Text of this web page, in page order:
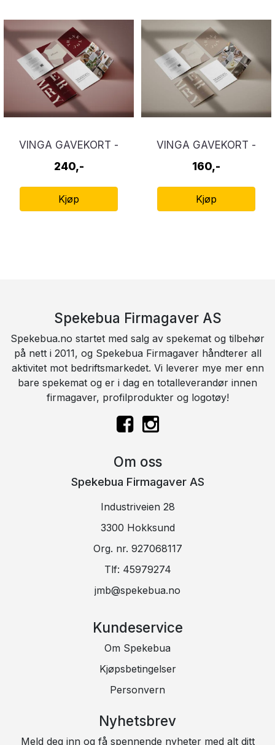
VINGA GAVEKORT -
CLASSIC
240,-
Kjøp
VINGA GAVEKORT -
NOBEL
160,-
Kjøp
Spekebua Firmagaver AS
Spekebua.no startet med salg av spekemat og tilbehør
på nett i 2011, og Spekebua Firmagaver håndterer all
aktivitet mot bedriftsmarkedet. Vi leverer mye mer enn
bare spekemat og er i dag en totalleverandør innen
firmagaver, profilprodukter og logotøy!
Om oss
Spekebua Firmagaver AS
Industriveien 28
3300 Hokksund
Org. nr. 927068117
Tlf: 45979274
jmb@spekebua.no
Kundeservice
Om Spekebua
Kjøpsbetingelser
Personvern
Nyhetsbrev
Meld deg inn og få spennende nyheter med alt ditt